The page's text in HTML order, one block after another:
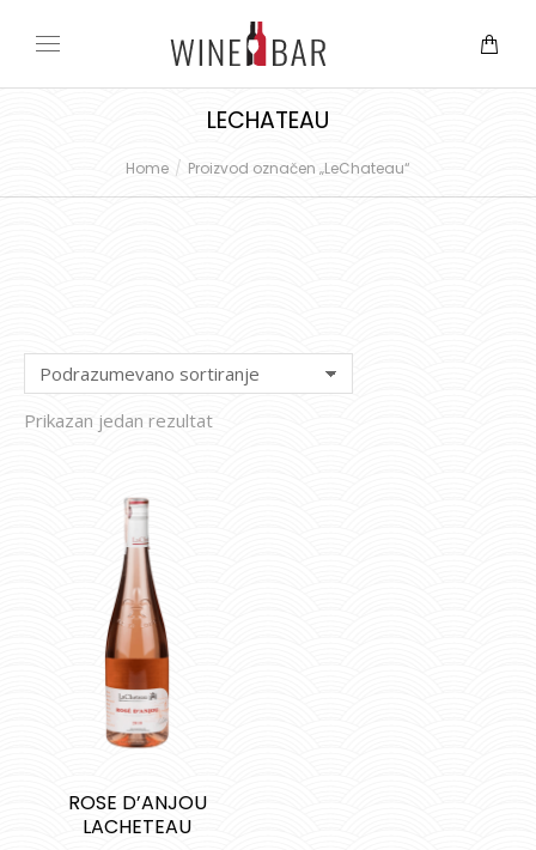
LECHATEAU
You are here:Home Proizvod označen „LeChateau“
Prikazan jedan rezultat
ROSE D’ANJOU
LACHETEAU